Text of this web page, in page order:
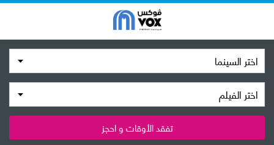
اختر السينما
اختر الفيلم
تفقد الأوقات و احجز